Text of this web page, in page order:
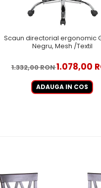
Scaun directorial ergonomic
Negru, Mesh /Textil
1.332,00 RON1.078,00
ADAUGA IN COS